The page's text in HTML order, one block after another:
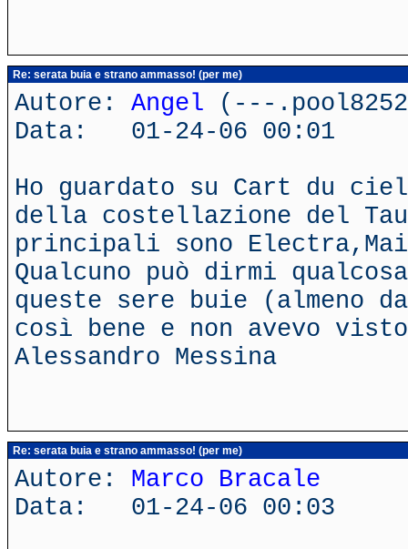
Re: serata buia e strano ammasso! (per me)
Autore: Angel (---
Data: 01-24-06 00:01
Ho guardato su Cart du
della costellazione del
principali sono
Qualcuno può dirmi
queste sere buie (almeno
così bene e non avevo
Alessandro Messina
Re: serata buia e strano ammasso! (per me)
Autore: Marco Bracale
Data: 01-24-06 00:03